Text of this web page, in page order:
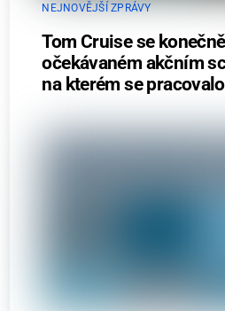
NEJNOVĚJŠÍ ZPRÁVY
Tom Cruise se
očekávaném akčním
na kterém se